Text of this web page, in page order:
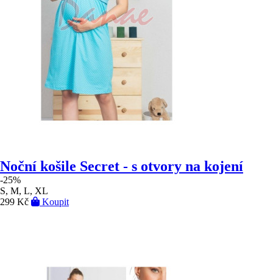
Noční košile Secret - s otvory na kojení
-25%
S, M, L, XL
299 Kč
Koupit